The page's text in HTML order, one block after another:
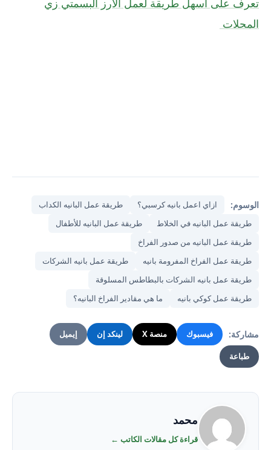
المحلات
الوسوم: ازاي اعمل بانيه كرسبي؟
طريقة عمل البانيه الكداب
طريقة عمل البانيه في الخلاط
طريقة عمل البانيه للأطفال
طريقة عمل البانيه من صدور الفراخ
طريقة عمل الفراخ المفرومة بانيه
طريقة عمل بانيه الشركات
طريقة عمل بانيه الشركات بالبطاطس المسلوقة
طريقة عمل كوكي بانيه
ما هي مقادير الفراخ البانيه؟
مشاركة: فيسبوك منصة X لينكد إن إيميل
طباعة
محمد
قراءة كل مقالات الكاتب ←